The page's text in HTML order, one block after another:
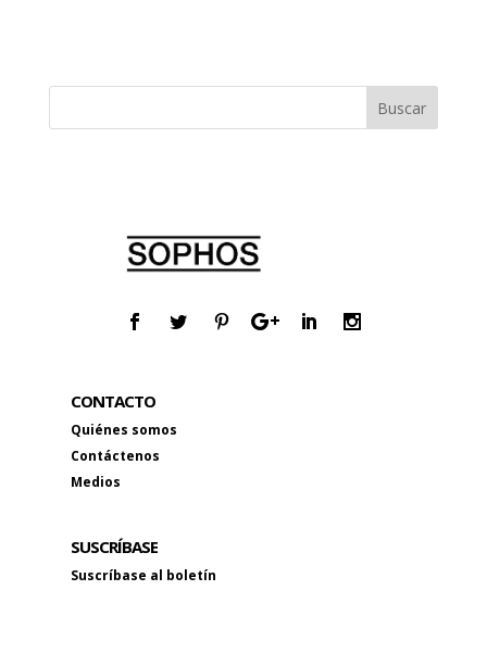
CONTACTO
Quiénes somos
Contáctenos
Medios
SUSCRÍBASE
Suscríbase al boletín